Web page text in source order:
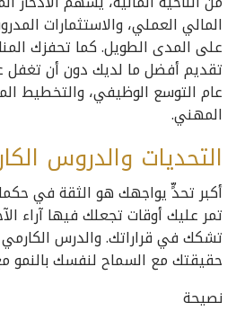
المالي العملي، والاستثمارات
على المدى الطويل. كما تحفزك
تقديم أفضل ما لديك دون أن تغفل
عام التوسع الوظيفي، والتخطيط
المهني.
التحديات والدروس
أكبر تحدٍّ يواجهك هو الثقة في
تمر عليك أوقات تجعلك فيها آراء
تشكك في قراراتك. والدرس
حقيقتك مع السماح لنفسك بالنمو
نصيحة